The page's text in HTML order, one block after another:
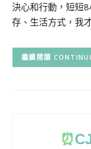
決心和行動，短短
存、生活方式，我
⏰